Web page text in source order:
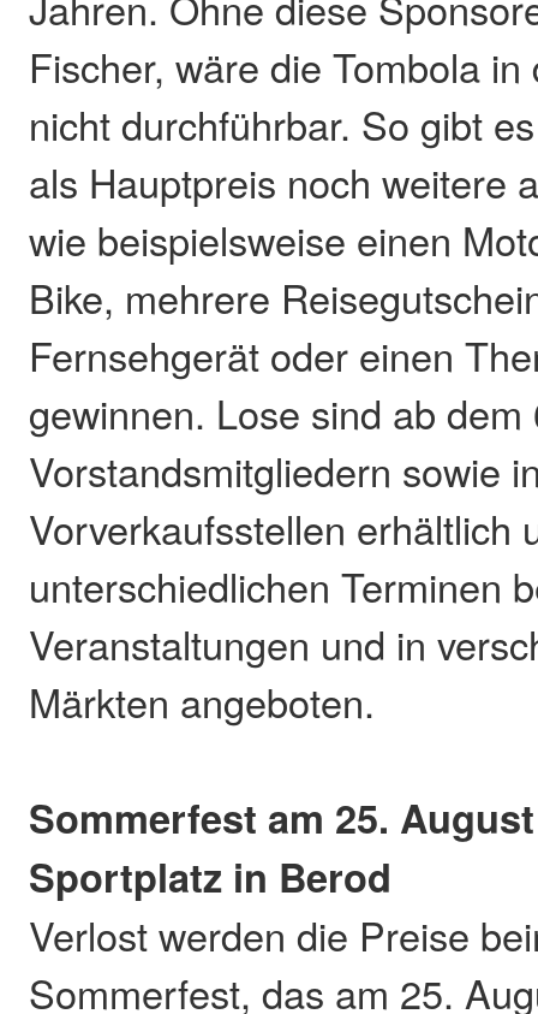
Fischer, wäre die Tombola
nicht durchführbar. So gibt
als Hauptpreis noch weitere
wie beispielsweise einen
Bike, mehrere
Fernsehgerät oder einen
gewinnen. Lose sind ab
Vorstandsmitgliedern sowie
Vorverkaufsstellen erhältlich
unterschiedlichen Terminen
Veranstaltungen und in
Märkten angeboten.
Sommerfest am 25.
Sportplatz in Berod
Verlost werden die Preise
Sommerfest, das am 25.